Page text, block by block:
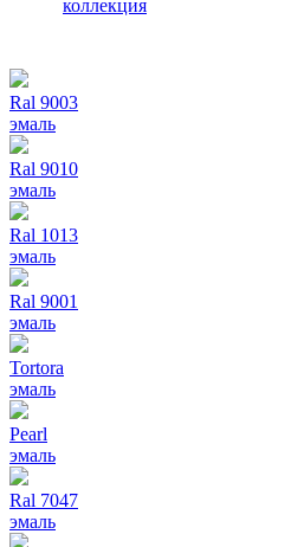
Ral 9003
эмаль
Ral 9010
эмаль
Ral 1013
эмаль
Ral 9001
эмаль
Tortora
эмаль
Pearl
эмаль
Ral 7047
эмаль